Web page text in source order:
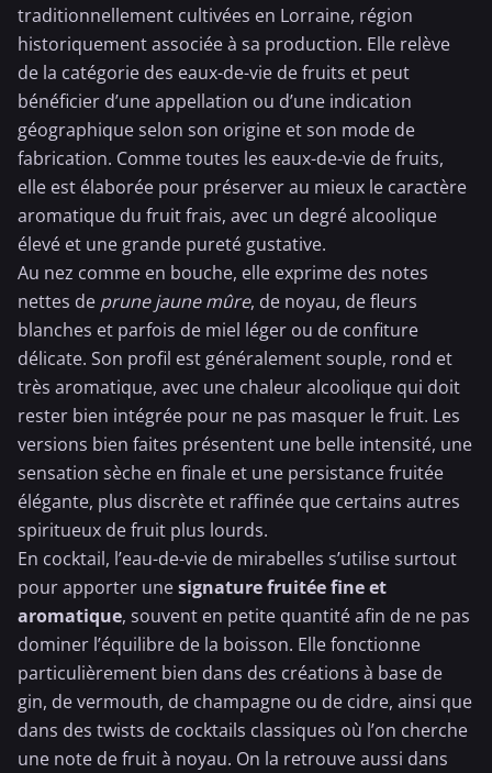
traditionnellement cultivées en Lorraine, région
historiquement associée à sa production. Elle relève
de la catégorie des eaux-de-vie de fruits et peut
bénéficier d’une appellation ou d’une indication
géographique selon son origine et son mode de
fabrication. Comme toutes les eaux-de-vie de fruits,
elle est élaborée pour préserver au mieux le caractère
aromatique du fruit frais, avec un degré alcoolique
élevé et une grande pureté gustative.
Au nez comme en bouche, elle exprime des notes
nettes de prune jaune mûre, de noyau, de fleurs
blanches et parfois de miel léger ou de confiture
délicate. Son profil est généralement souple, rond et
très aromatique, avec une chaleur alcoolique qui doit
rester bien intégrée pour ne pas masquer le fruit. Les
versions bien faites présentent une belle intensité, une
sensation sèche en finale et une persistance fruitée
élégante, plus discrète et raffinée que certains autres
spiritueux de fruit plus lourds.
En cocktail, l’eau-de-vie de mirabelles s’utilise surtout
pour apporter unesignature fruitée fine et
aromatique, souvent en petite quantité afin de ne pas
dominer l’équilibre de la boisson. Elle fonctionne
particulièrement bien dans des créations à base de
gin, de vermouth, de champagne ou de cidre, ainsi que
dans des twists de cocktails classiques où l’on cherche
une note de fruit à noyau. On la retrouve aussi dans